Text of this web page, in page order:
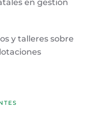
en gestión
y talleres sobre